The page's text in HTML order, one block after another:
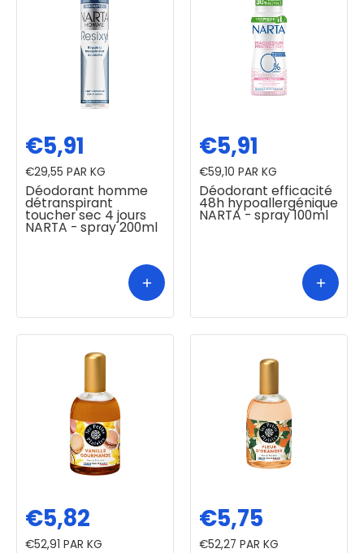
Déodorant homme
détranspirant
toucher sec 4 jours
NARTA - spray 200ml
€5,91
€29,55 PAR KG
Déodorant efficacité
48h hypoallergénique
NARTA - spray 100ml
€5,91
€59,10 PAR KG
€5,82
€52,91 PAR KG
€5,75
€52,27 PAR KG